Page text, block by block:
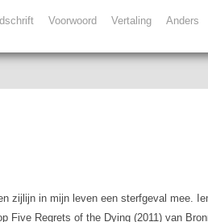
Voorwoord Vertaling Anders
zijlijn in mijn leven een sterfgeval mee.
Five Regrets of the Dying (2011) van